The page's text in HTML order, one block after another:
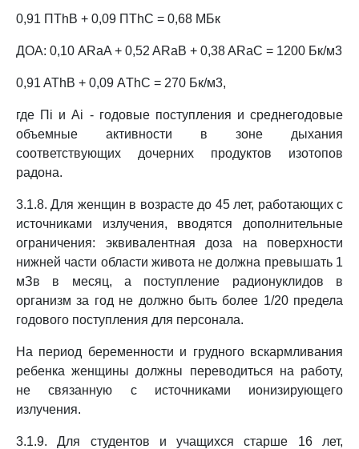
0,91 ПThB + 0,09 ПThC = 0,68 МБк
ДОА: 0,10 ARaA + 0,52 ARaB + 0,38 ARaC = 1200 Бк/м3
0,91 AThB + 0,09 АThC = 270 Бк/м3,
где Пi и Ai - годовые поступления и среднегодовые
объемные активности в зоне дыхания
соответствующих дочерних продуктов изотопов
радона.
3.1.8. Для женщин в возрасте до 45 лет, работающих с
источниками излучения, вводятся дополнительные
ограничения: эквивалентная доза на поверхности
нижней части области живота не должна превышать 1
мЗв в месяц, а поступление радионуклидов в
организм за год не должно быть более 1/20 предела
годового поступления для персонала.
На период беременности и грудного вскармливания
ребенка женщины должны переводиться на работу,
не связанную с источниками ионизирующего
излучения.
3.1.9. Для студентов и учащихся старше 16 лет,